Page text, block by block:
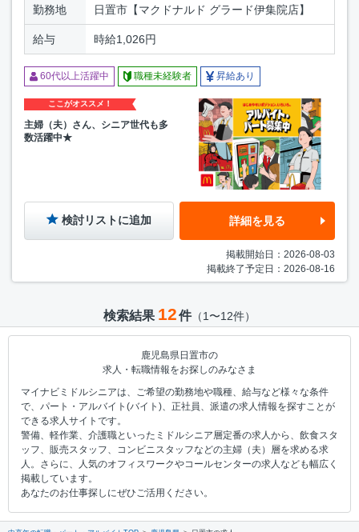
勤務地 日置市【マクドナルド グラード伊集院店】
給与 時給1,026円
60代以上活躍中 職種未経験者 昇給あり
ここがオススメ！
主婦（夫）さん、シニア世代も多
数活躍中★
検討リストに追加 詳細を見る
掲載開始日：2026-08-03
掲載終了予定日：2026-08-16
検索結果 12件（1〜12件）
鹿児島県日置市の
求人・転職情報をお探しのみなさま
マイナビミドルシニアは、ご希望の勤務地や職種、給与など様々な条件
で、パート・アルバイト(バイト)、正社員、派遣の求人情報を探すことが
できる求人サイトです。
警備、軽作業、介護職といったミドルシニア層定番の求人から、飲食スタ
ッフ、販売スタッフ、コンビニスタッフなどの主婦（夫）層を求める求
人。さらに、人気のオフィスワークやコールセンターの求人なども幅広く
掲載しています。
あなたのお仕事探しにぜひご活用ください。